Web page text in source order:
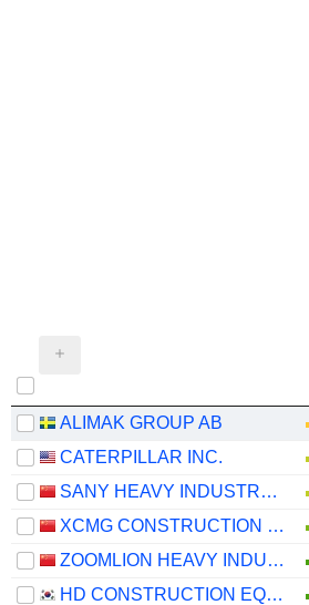
ALIMAK GROUP AB
CATERPILLAR INC.
SANY HEAVY INDUSTRY CO.,LTD
XCMG CONSTRUCTION MACHINERY CO., LTD.
ZOOMLION HEAVY INDUSTRY SCIENCE AND TECHNOLOGY CO., LTD.
HD CONSTRUCTION EQUIPMENT CO., LTD.